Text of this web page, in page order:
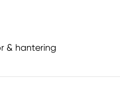
& hantering